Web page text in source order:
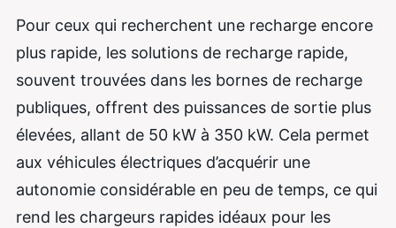
Pour ceux qui recherchent une recharge encore
plus rapide, les solutions de recharge rapide,
souvent trouvées dans les bornes de recharge
publiques, offrent des puissances de sortie plus
élevées, allant de 50 kW à 350 kW. Cela permet
aux véhicules électriques d’acquérir une
autonomie considérable en peu de temps, ce qui
rend les chargeurs rapides idéaux pour les